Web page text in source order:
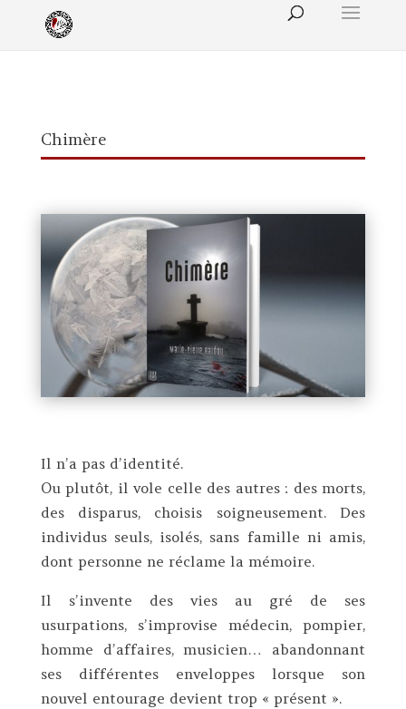
Chimère
Il n’a pas d’identité.
Ou plutôt, il vole celle des autres : des morts,
des disparus, choisis soigneusement. Des
individus seuls, isolés, sans famille ni amis,
dont personne ne réclame la mémoire.
Il s’invente des vies au gré de ses
usurpations, s’improvise médecin, pompier,
homme d’affaires, musicien… abandonnant
ses différentes enveloppes lorsque son
nouvel entourage devient trop « présent ».